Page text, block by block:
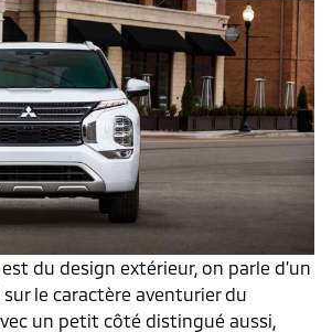
du design extérieur, on parle d’un
le caractère aventurier du
un petit côté distingué aussi,